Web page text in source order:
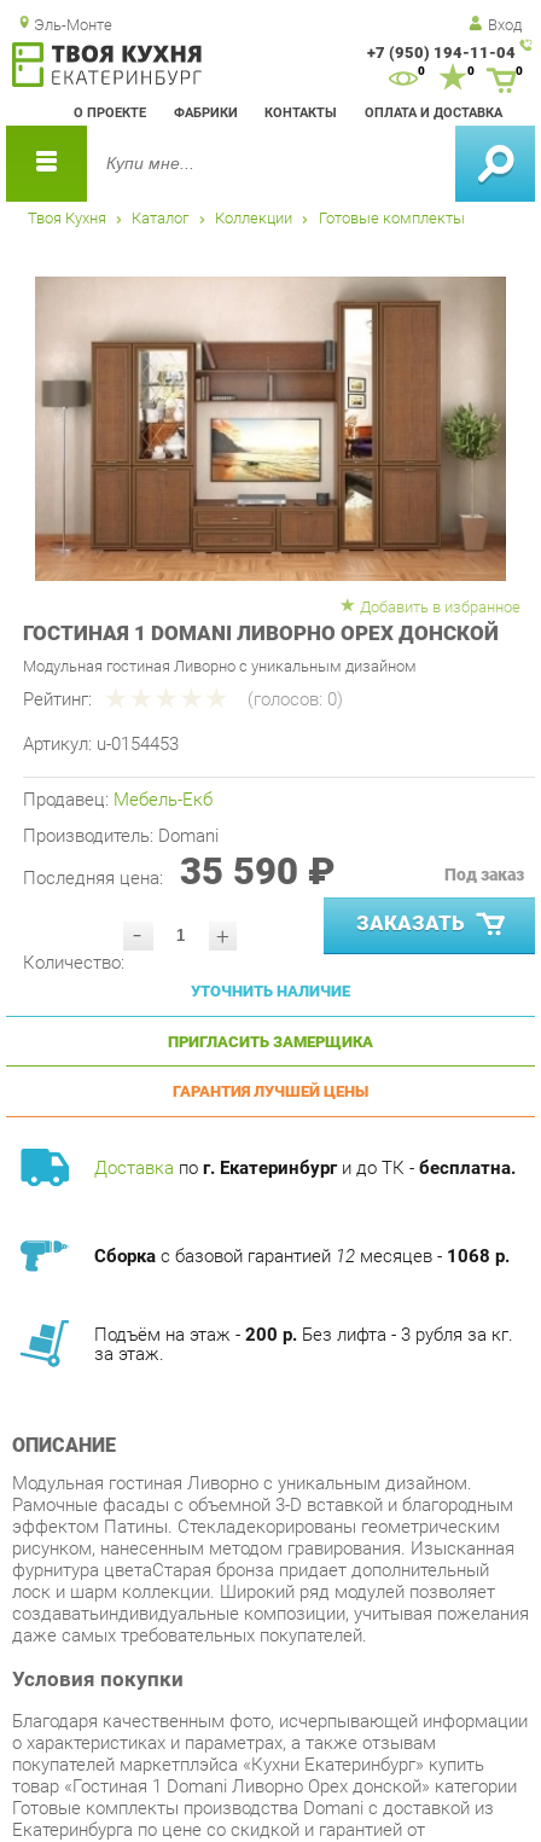
Эль-Монте Вход
+7 (950) 194-11-04
О ПРОЕКТЕ ФАБРИКИ КОНТАКТЫ ОПЛАТА И ДОСТАВКА
0 0
Твоя Кухня Каталог Коллекции Готовые комплекты
Добавить в избранное
ГОСТИНАЯ 1 DOMANI ЛИВОРНО ОРЕХ ДОНСКОЙ
Модульная гостиная Ливорно с уникальным дизайном
Рейтинг: (голосов:0)
u-0154453
Производитель:Domani
Последняя цена: 35 590 ₽
- ЗАКАЗАТЬ
УТОЧНИТЬ НАЛИЧИЕ
ПРИГЛАСИТЬ ЗАМЕРЩИКА
ГАРАНТИЯ ЛУЧШЕЙ ЦЕНЫ
Доставкапог. Екатеринбурги до ТК -бесплатна.
Рамочные фасады с объемной 3-D вставкой и благородным
рисунком, нанесенным методом гравирования. Изысканная
фурнитура цветаСтарая бронза придает дополнительный
лоск и шарм коллекции. Широкий ряд модулей позволяет
создаватьиндивидуальные композиции, учитывая пожелания
даже самых требовательных покупателей.
Условия покупки
Благодаря качественным фото, исчерпывающей информации
о характеристиках и параметрах, а также отзывам
покупателей маркетплэйса «Кухни Екатеринбург» купить
товар «Гостиная 1 Domani Ливорно Орех донской» категории
Готовые комплекты производства Domani с доставкой из
Екатеринбурга по цене со скидкой и гарантией от
производителя не составит труда.
Мы отправляем заказы в доставку ежедневно. Товары из
ассортимента в наличии на складе в Екатеринбурге вы